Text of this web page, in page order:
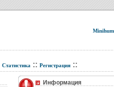
Статистика :: Регистрация ::
Информация